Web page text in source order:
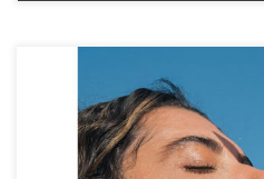
OK, je vous rassure tout de suite,
températures sont « mortelles »